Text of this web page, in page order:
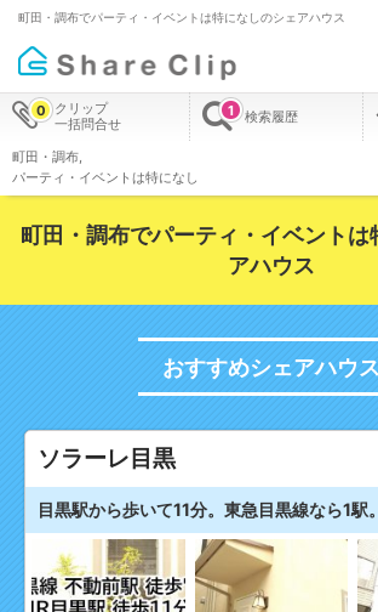
町田・調布でパーティ・イベントは特になしのシェアハウス
クリップ
一括問合せ
0 検索履歴
1
町田・調布
パーティ・イベントは特になし
町田・調布でパーティ・イベントは
アハウス
おすすめシェアハウス
ソラーレ目黒
目黒駅から歩いて11分。東急目黒線なら1駅。